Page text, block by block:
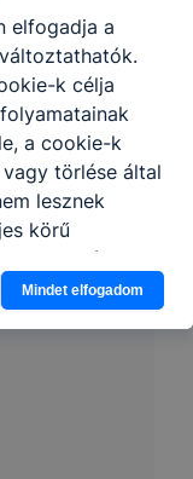
Technikum
elfogadja a
k célja
a cookie-k
törlése által
lesznek
körű
eltérően
Mindet elfogadom